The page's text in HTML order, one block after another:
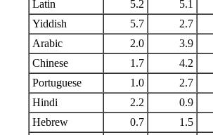
Latin
5.2 5.1
Yiddish
5.7 2.7
Arabic
2.0 3.9
Chinese
1.7 4.2
Portuguese
1.0 2.7
Hindi
2.2 0.9
Hebrew
0.7 1.5